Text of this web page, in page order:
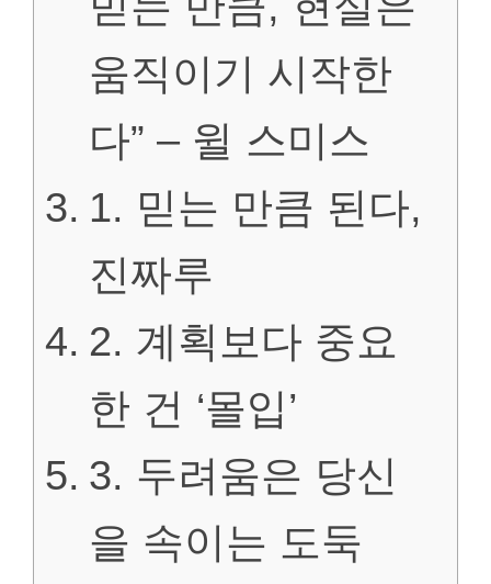
움직이기 시작한
다” – 윌 스미스
1. 믿는 만큼 된다,
진짜루
2. 계획보다 중요
한 건 ‘몰입’
3. 두려움은 당신
을 속이는 도둑